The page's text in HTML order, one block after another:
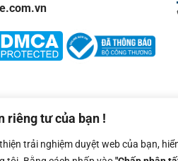
riêng tư của bạn !
trải nghiệm duyệt web của bạn,
- Số ĐKKD: 0108783483 cấp ngày
Xuong